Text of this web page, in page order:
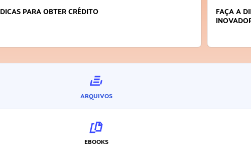
DICAS PARA OBTER CRÉDITO
FAÇA A
ARQUIVOS
EBOOKS